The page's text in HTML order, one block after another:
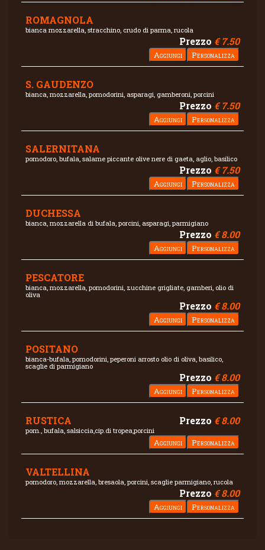
ROMAGNOLA
bianca mozzarella, stracchino, crudo di parma, rucola
Prezzo € 7.50
S. GAUDENZO
bianca, mozzarella, pomodorini, asparagi, gamberoni, porcini
Prezzo € 7.50
SALERNITANA
pomodoro, bufala, salame piccante olive nere di gaeta, aglio, basilico
Prezzo € 7.50
DUCHESSA
bianca, mozzarella di bufala, porcini, asparagi, parmigiano
Prezzo € 8.00
PESCATORE
bianca, mozzarella, pomodorini, zucchine grigliate, gamberi, olio di
oliva
Prezzo € 8.00
POSITANO
bianca-bufala, pomodorini, peperoni arrosto olio di oliva, basilico,
scaglie di parmigiano
Prezzo € 8.00
RUSTICA
pom., bufala, salsiccia,cip.di tropea,porcini
Prezzo € 8.00
VALTELLINA
pomodoro, mozzarella, bresaola, porcini, scaglie parmigiano, rucola
Prezzo € 8.00